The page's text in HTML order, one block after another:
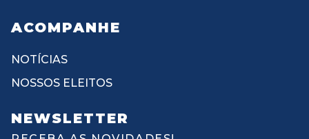
ACOMPANHE
NOTÍCIAS
NOSSOS ELEITOS
NEWSLETTER